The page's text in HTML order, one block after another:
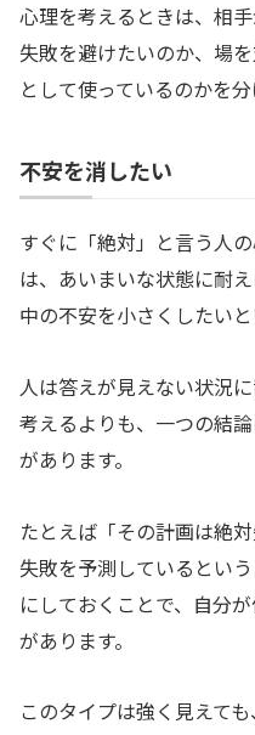
心理を考えるときは、相
失敗を避けたいのか、場
として使っているのかを
不安を消したい
すぐに「絶対」と言う人
は、あいまいな状態に耐
中の不安を小さくしたいと
人は答えが見えない状況
考えるよりも、一つの結
があります。
たとえば「その計画は絶
失敗を予測しているとい
にしておくことで、自分
があります。
このタイプは強く見えて